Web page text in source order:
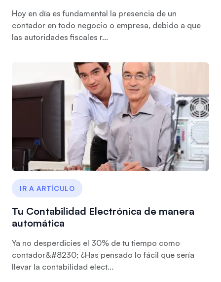
Hoy en día es fundamental la presencia de un
contador en todo negocio o empresa, debido a que
las autoridades fiscales r...
IR A ARTÍCULO
Tu Contabilidad Electrónica de manera
automática
Ya no desperdicies el 30% de tu tiempo como
contador&#8230; ¿Has pensado lo fácil que sería
llevar la contabilidad elect...